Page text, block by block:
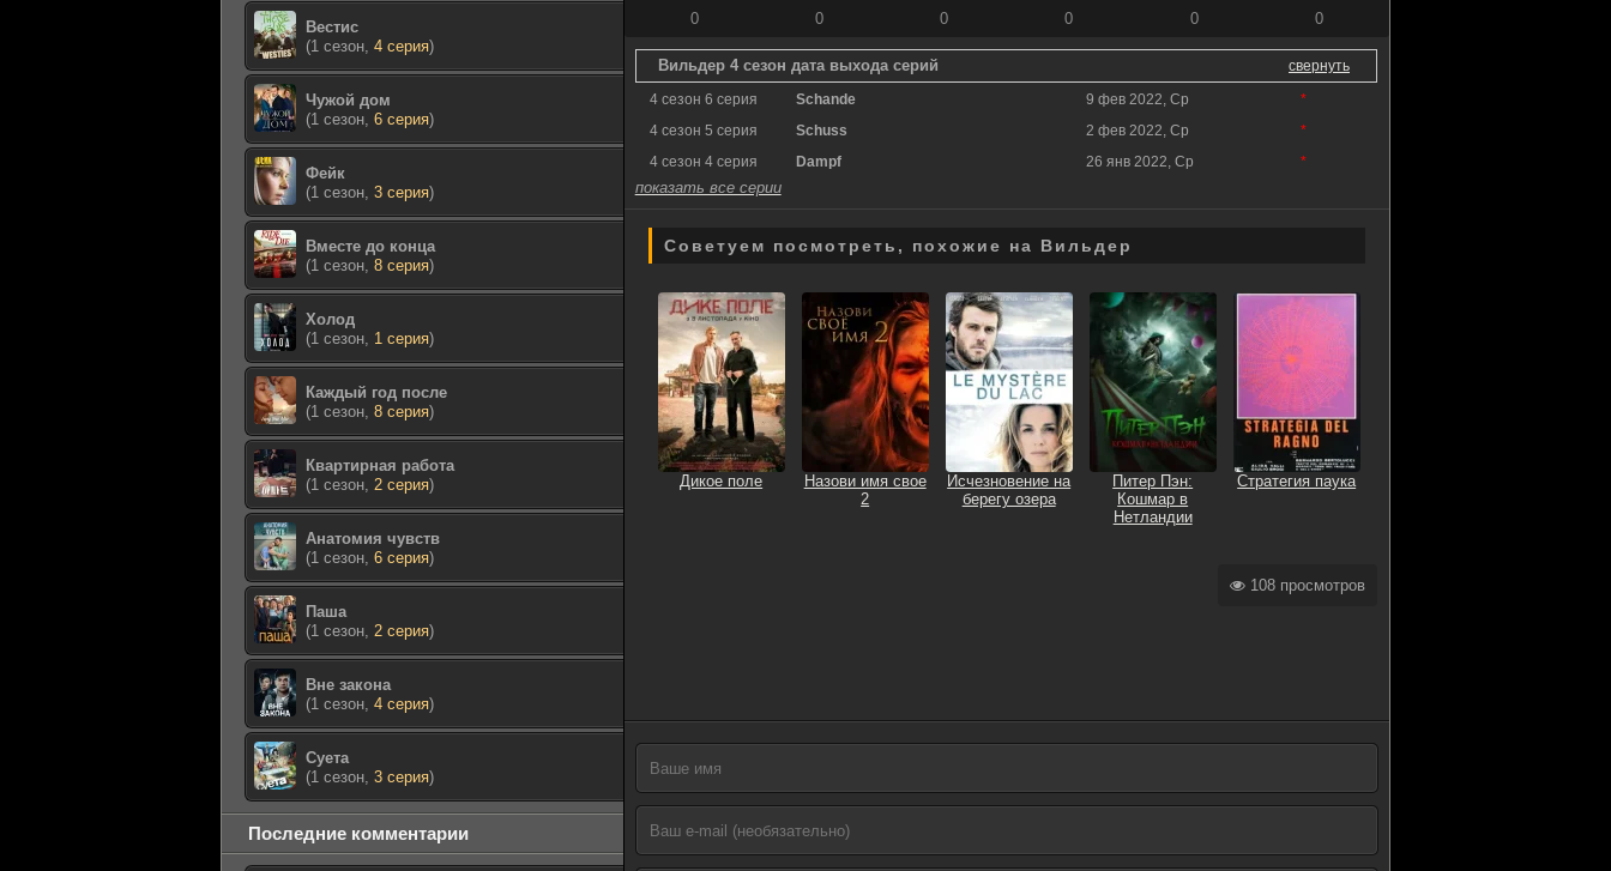
0 0 0 0 0 0
Вильдер 4 сезон дата выхода серий
свернуть
4 сезон 6 серия
Schande 9 фев 2022, Ср
*
4 сезон 5 серия
Schuss 2 фев 2022, Ср
*
4 сезон 4 серия
Dampf 26 янв 2022, Ср *
показать все серии
Советуем посмотреть, похожие на Вильдер
Дикое поле
Назови имя свое
2
Исчезновение на
берегу озера
Питер Пэн:
Кошмар в
Нетландии
Стратегия паука
108 просмотров
Вестис
(1 сезон, 4 серия)
Чужой дом
(1 сезон, 6 серия)
Фейк
(1 сезон, 3 серия)
Вместе до конца
(1 сезон, 8 серия)
Холод
(1 сезон, 1 серия)
Каждый год после
(1 сезон, 8 серия)
Квартирная работа
(1 сезон, 2 серия)
Анатомия чувств
(1 сезон, 6 серия)
Паша
(1 сезон, 2 серия)
Вне закона
(1 сезон, 4 серия)
Суета
(1 сезон, 3 серия)
Последние комментарии